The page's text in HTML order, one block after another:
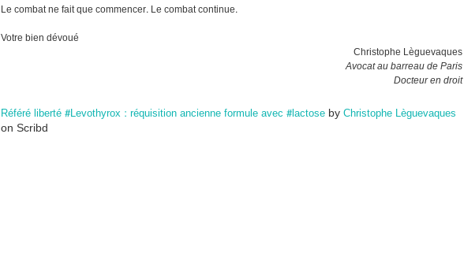
Le combat ne fait que commencer. Le combat continue.
Votre bien dévoué
Christophe Lèguevaques
Avocat au barreau de Paris
Docteur en droit
Référé liberté #Levothyrox : réquisition ancienne formule avec #lactoseby Christophe Lèguevaques
on Scribd